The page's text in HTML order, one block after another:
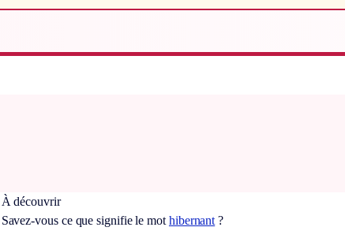
À découvrir
Savez-vous ce que signifie le mot hibernant ?